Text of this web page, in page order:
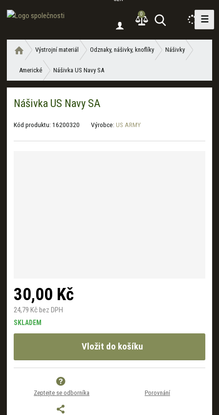
d
0
☰
v
o
d
í
t
Výstrojní materiál Odznaky, nášivky, knoflíky Nášivky
Americké Nášivka US Navy SA
Nášivka US Navy SA
Kód produktu:16200320 Výrobce: US ARMY
30,00 Kč
24,79 Kč bez DPH
SKLADEM
Vložit do košíku
Zeptejte se odborníka Porovnání